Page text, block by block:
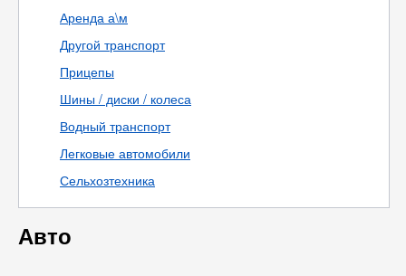
Аренда а\м
Другой транспорт
Прицепы
Шины / диски / колеса
Водный транспорт
Легковые автомобили
Сельхозтехника
Авто